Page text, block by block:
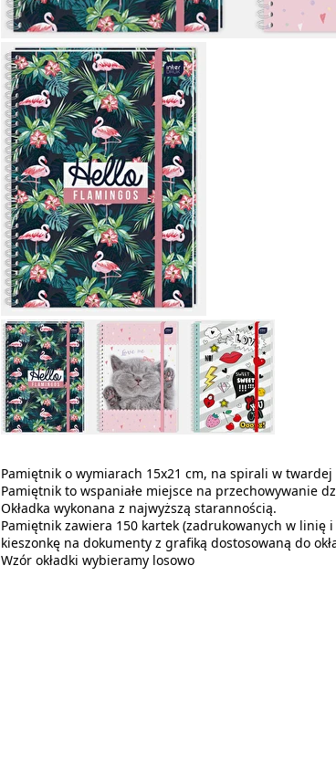
Pamiętnik o wymiarach 15x21 cm, na spirali w
Pamiętnik to wspaniałe miejsce na przechowywanie
Okładka wykonana z najwyższą starannością.
Pamiętnik zawiera 150 kartek (zadrukowanych w
kieszonkę na dokumenty z grafiką dostosowaną do
Wzór okładki wybieramy losowo